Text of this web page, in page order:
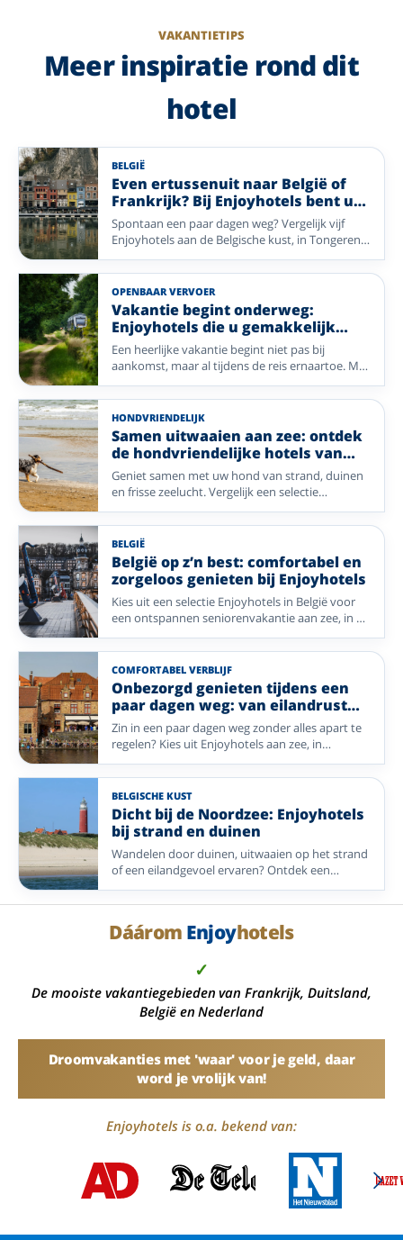
VAKANTIETIPS
Meer inspiratie rond dit
hotel
BELGIË
Even ertussenuit naar België of
Frankrijk? Bij Enjoyhotels bent u
altijd welkom.
Spontaan een paar dagen weg? Vergelijk vijf
Enjoyhotels aan de Belgische kust, in Tongeren
en de Ardennen of in de Franse Elzas, allemaal
met een 5-daags alles-inclusief-arrangement.
OPENBAAR VERVOER
Vakantie begint onderweg:
Enjoyhotels die u gemakkelijk
bereikt met het OV
Een heerlijke vakantie begint niet pas bij
aankomst, maar al tijdens de reis ernaartoe. Met
deze selectie Enjoyhotels reist u comfortabel
met het openbaar vervoer naar bijzondere
bestemmingen zoals de Belgische kust, het
rustige noorden en de prachtige
Waddeneilanden. Of u nu wilt uitwaaien aan zee,
genieten van eilandrust of de charme van het
Groningse landschap wilt ontdekken: uw
vakantie is eenvoudig bereikbaar zonder dat u
zelf hoeft te rijden. Stap ontspannen in de trein,
laat de reis aan u voorbijgaan en geniet vanaf
het eerste moment van uw verblijf.
HONDVRIENDELIJK
Samen uitwaaien aan zee: ontdek
de hondvriendelijke hotels van
Enjoyhotels
Geniet samen met uw hond van strand, duinen
en frisse zeelucht. Vergelijk een selectie
hondvriendelijke Enjoyhotels op de
Waddeneilanden, aan de Nederlandse kust en in
Blankenberge.
BELGIË
België op z’n best: comfortabel en
zorgeloos genieten bij Enjoyhotels
Kies uit een selectie Enjoyhotels in België voor
een ontspannen seniorenvakantie aan zee, in de
Ardennen of midden in een historische stad.
Vergelijk sfeer, ligging, liftvoorzieningen en
eenpersoonskamers.
COMFORTABEL VERBLIJF
Onbezorgd genieten tijdens een
paar dagen weg: van eilandrust
tot stadssfeer
Zin in een paar dagen weg zonder alles apart te
regelen? Kies uit Enjoyhotels aan zee, in
historische steden, midden in de natuur of met
wellness. Het 5-daags alles-inclusief-
arrangement brengt overnachtingen,
maaltijden, geselecteerde drankjes en vertier
samen.
BELGISCHE KUST
Dicht bij de Noordzee: Enjoyhotels
bij strand en duinen
Wandelen door duinen, uitwaaien op het strand
of een eilandgevoel ervaren? Ontdek een
selectie Enjoyhotels dicht bij de Noordzee in
Nederland, België en Duitsland.
Dáárom Enjoyhotels
✓
De mooiste vakantiegebieden van Frankrijk, Duitsland,
België en Nederland
Droomvakanties met 'waar' voor je geld, daar
word je vrolijk van!
Enjoyhotels is o.a. bekend van: